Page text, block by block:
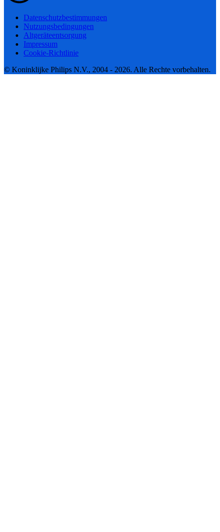
Datenschutzbestimmungen
Nutzungsbedingungen
Altgeräteentsorgung
Impressum
Cookie-Richtlinie
© Koninklijke Philips N.V., 2004 - 2026. Alle Rechte vorbehalten.